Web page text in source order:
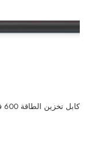
كابل تخزين الطاقة 600 فولت UL 1015